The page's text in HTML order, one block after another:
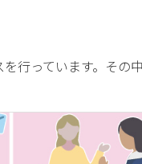
行っています。その